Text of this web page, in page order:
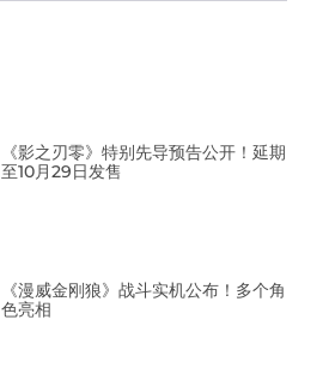
《影之刃零》特别先导预告公开！延期
至10月29日发售
《漫威金刚狼》战斗实机公布！多个角
色亮相